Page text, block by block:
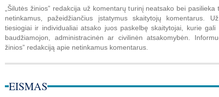
„Šilutės žinios” redakcija už komentarų turinį neatsako bei pasilieka
netinkamus, pažeidžiančius įstatymus skaitytojų komentarus.
tiesiogiai ir individualiai atsako juos paskelbę skaitytojai, kurie gali
baudžiamojon, administracinėn ar civilinėn atsakomybėn.
žinios” redakciją apie netinkamus komentarus.
EISMAS